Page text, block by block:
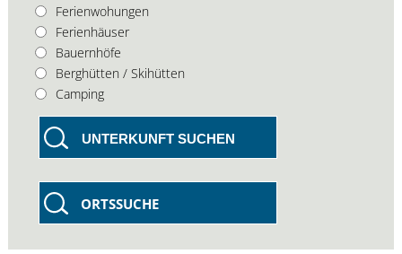
Ferienwohungen
Ferienhäuser
Bauernhöfe
Berghütten / Skihütten
Camping
UNTERKUNFT SUCHEN
ORTSSUCHE